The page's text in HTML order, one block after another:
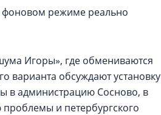
фоновом режиме реально
Игоры», где обмениваются
варианта обсуждают установку
в администрацию Сосново, в
и петербургского